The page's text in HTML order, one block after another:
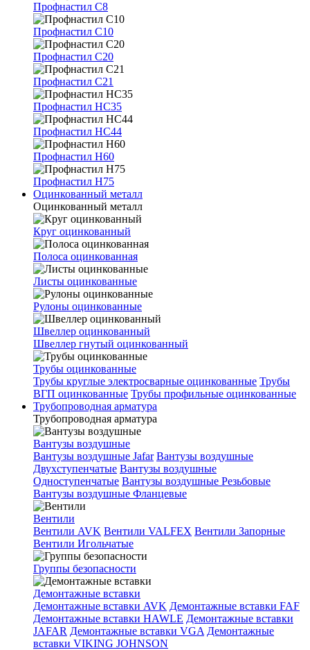
Профнастил С8
Профнастил С10
Профнастил С20
Профнастил С21
Профнастил НС35
Профнастил НС44
Профнастил Н60
Профнастил Н75
Оцинкованный металл
Оцинкованный металл
Круг оцинкованный
Полоса оцинкованная
Листы оцинкованные
Рулоны оцинкованные
Швеллер оцинкованный
Швеллер гнутый оцинкованный
Трубы оцинкованные
Трубы круглые электросварные оцинкованные Трубы
ВГП оцинкованные Трубы профильные оцинкованные
Трубопроводная арматура
Трубопроводная арматура
Вантузы воздушные
Вантузы воздушные Jafar Вантузы воздушные
Двухступенчатые Вантузы воздушные
Одноступенчатые Вантузы воздушные Резьбовые
Вантузы воздушные Фланцевые
Вентили
Вентили AVK Вентили VALFEX Вентили Запорные
Вентили Игольчатые
Группы безопасности
Демонтажные вставки
Демонтажные вставки AVK Демонтажные вставки FAF
Демонтажные вставки HAWLE Демонтажные вставки
JAFAR Демонтажные вставки VGA Демонтажные
вставки VIKING JOHNSON